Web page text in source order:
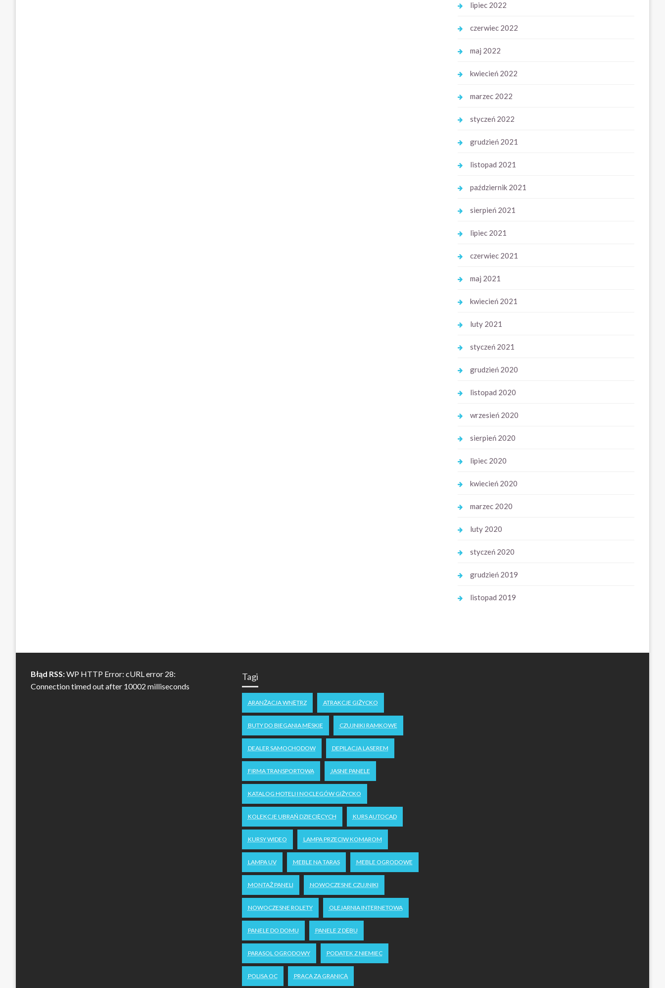
lipiec 2022
czerwiec 2022
maj 2022
kwiecień 2022
marzec 2022
styczeń 2022
grudzień 2021
listopad 2021
październik 2021
sierpień 2021
lipiec 2021
czerwiec 2021
maj 2021
kwiecień 2021
luty 2021
styczeń 2021
grudzień 2020
listopad 2020
wrzesień 2020
sierpień 2020
lipiec 2020
kwiecień 2020
marzec 2020
luty 2020
styczeń 2020
grudzień 2019
listopad 2019
Błąd RSS:WP HTTP Error: cURL error 28:
Connection timed out after 10002 milliseconds
Tagi
ARANŻACJA WNĘTRZ ATRAKCJE GIŻYCKO
BUTY DO BIEGANIA MĘSKIE CZUJNIKI RAMKOWE
DEALER SAMOCHODOW DEPILACJA LASEREM
FIRMA TRANSPORTOWA JASNE PANELE
KATALOG HOTELI I NOCLEGÓW GIŻYCKO
KOLEKCJE UBRAŃ DZIECIĘCYCH KURS AUTOCAD
KURSY WIDEO LAMPA PRZECIW KOMAROM
LAMPA UV MEBLE NA TARAS MEBLE OGRODOWE
MONTAŻ PANELI NOWOCZESNE CZUJNIKI
NOWOCZESNE ROLETY OLEJARNIA INTERNETOWA
PANELE DO DOMU PANELE Z DĘBU
PARASOL OGRODOWY PODATEK Z NIEMIEC
POLISA OC PRACA ZA GRANICĄ